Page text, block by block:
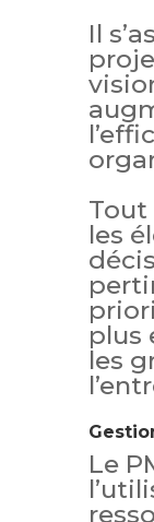
Il
Tout
les
plus
les
Le